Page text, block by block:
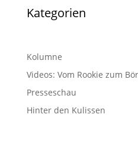
Kategorien
Kolumne
Videos: Vom Rookie zum
Presseschau
Hinter den Kulissen